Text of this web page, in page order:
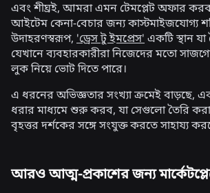
এবং শীঘ্রই, আমরা এমন টেমপ্লেট অফার করব
আইটেম কেনা-বেচার জন্য কাস্টমাইজযোগ্য
উদাহরণস্বরূপ, 'ড্রেস টু ইমপ্রেস'একটি স্থান
যেখানে ব্যবহারকারীরা নিজেদের মতো
লুক নিয়ে ভোট দিতে পারে।
এ ধরনের অভিজ্ঞতার সংখ্যা ক্রমেই বাড়ছে,
ধরার মাধ্যমে শুরু করব, যা সেগুলো তৈরি করা
বৃহত্তর দর্শকের সঙ্গে সংযুক্ত করতে সাহায্য
আরও আত্ম-প্রকাশের জন্য